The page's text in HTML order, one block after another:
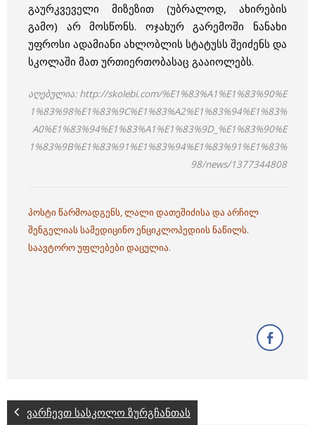
გაურკვეველი მიზეზით (უბრალოდ, ახირების
გამო) არ მოსწონს. ოჯახურ გარემოში ნანახი
უფროსი ადამიანი ახლობლის სტატუსს შეიძენს და
სკოლაში მათ ურთიერთობასაც გააიოლებს.
აღებულია: http://skolebi.com/%E1%83%A1%E1%83%90%E
1%83%98%E1%83%9C%E1%83%A2%E1%83%94%E1%83%
A0%E1%83%94%E1%83%A1%E1%83%9D_%E1%83%90%E
1%83%9B%E1%83%91%E1%83%94%E1%83%91%E1%83%
98/news/1377344808
პოსტი წარმოადგენს, ლალი დათეშიძისა და არჩილ
შენგელიას სამედიცინო ენციკლოპედიის ნაწილს.
საავტორო უფლებები დაცულია.
ვარჩევთ სასკოლო ზურგჩანთას